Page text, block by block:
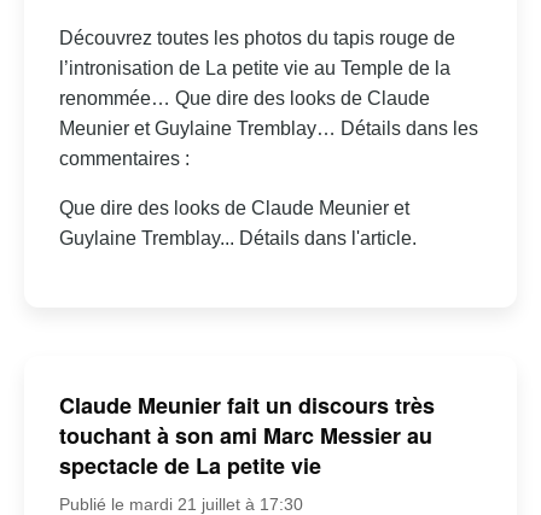
Découvrez toutes les photos du tapis rouge de
l’intronisation de La petite vie au Temple de la
renommée… Que dire des looks de Claude
Meunier et Guylaine Tremblay… Détails dans les
commentaires :
Que dire des looks de Claude Meunier et
Guylaine Tremblay... Détails dans l'article.
Claude Meunier fait un discours très
touchant à son ami Marc Messier au
spectacle de La petite vie
Publié le mardi 21 juillet à 17:30